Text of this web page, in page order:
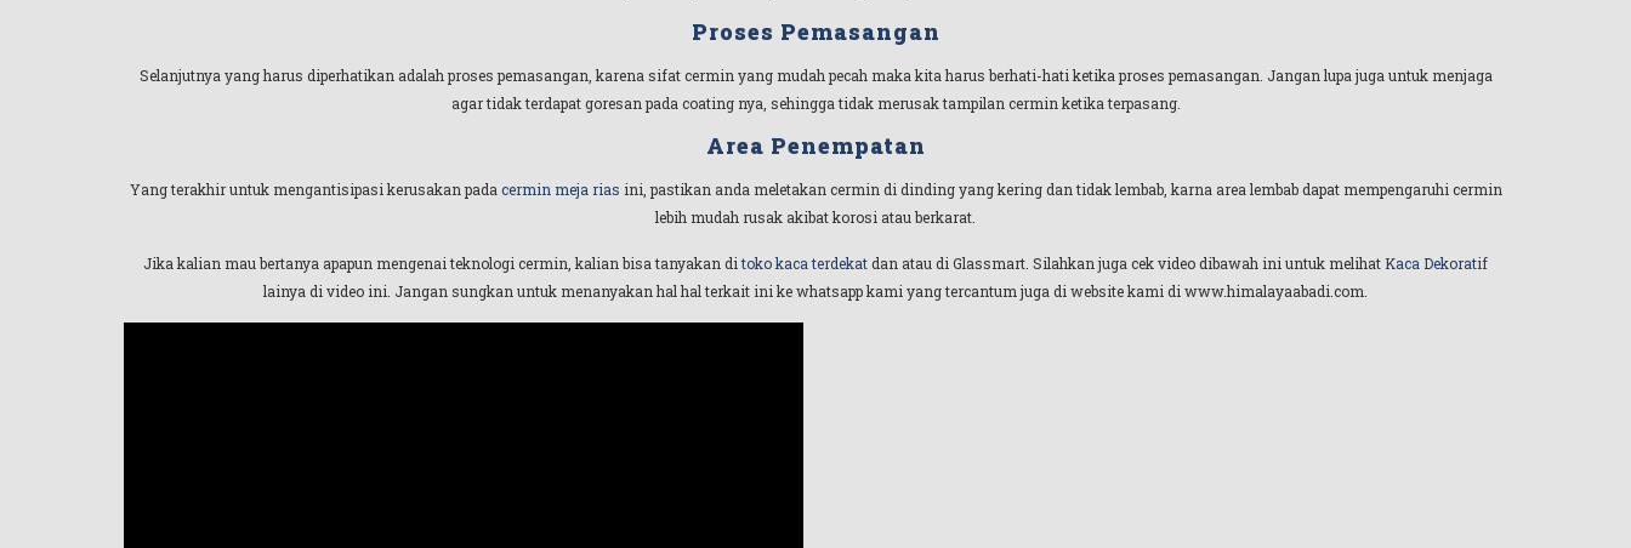
Proses Pemasangan
Selanjutnya yang harus diperhatikan adalah proses pemasangan, karena sifat cermin yang mudah pecah maka kita harus berhati-hati ketika proses pemasangan. Jangan lupa juga untuk menjaga
agar tidak terdapat goresan pada coating nya, sehingga tidak merusak tampilan cermin ketika terpasang.
Area Penempatan
Yang terakhir untuk mengantisipasi kerusakan pada cermin meja rias ini, pastikan anda meletakan cermin di dinding yang kering dan tidak lembab, karna area lembab dapat mempengaruhi cermin
lebih mudah rusak akibat korosi atau berkarat.
Jika kalian mau bertanya apapun mengenai teknologi cermin, kalian bisa tanyakan ditoko kaca terdekatdan atau di Glassmart. Silahkan juga cek video dibawah ini untuk melihat Kaca Dekoratif
lainya di video ini. Jangan sungkan untuk menanyakan hal hal terkait ini ke whatsapp kami yang tercantum juga di website kami di www.himalayaabadi.com.